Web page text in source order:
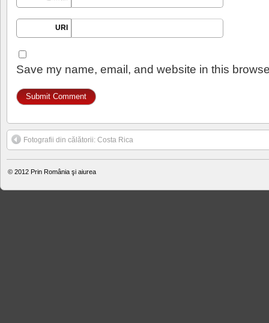
URI
Save my name, email, and website in this
Fotografii din călătorii: Costa Rica
© 2012 Prin România şi aiurea